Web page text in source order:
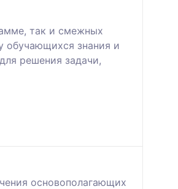
так и смежных
обучающихся знания и
решения задачи,
основополагающих